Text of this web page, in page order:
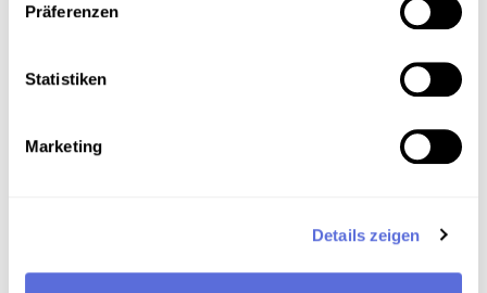
Präferenzen
Statistiken
Marketing
Details zeigen
Download